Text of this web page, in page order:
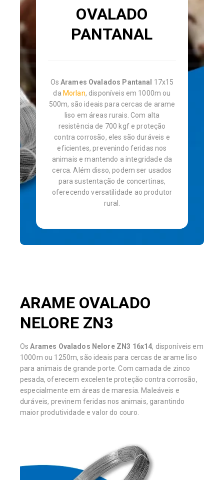
OVALADO
PANTANAL
Os Arames Ovalados Pantanal
17x15
da Morlan, disponíveis em 1000m ou
500m, são ideais para cercas de arame
liso em áreas rurais. Com alta
resistência de 700 kgf e proteção
contra corrosão, eles são duráveis e
eficientes, prevenindo feridas nos
animais e mantendo a integridade da
cerca. Além disso, podem ser usados
para sustentação de concertinas,
oferecendo versatilidade ao produtor
rural.
ARAME OVALADO
NELORE ZN3
OsArames Ovalados Nelore ZN3 16x14, disponíveis em
1000m ou 1250m, são ideais para cercas de arame liso
para animais de grande porte. Com camada de zinco
pesada, oferecem excelente proteção contra corrosão,
especialmente em áreas de maresia. Maleáveis e
duráveis, previnem feridas nos animais, garantindo
maior produtividade e valor do couro.